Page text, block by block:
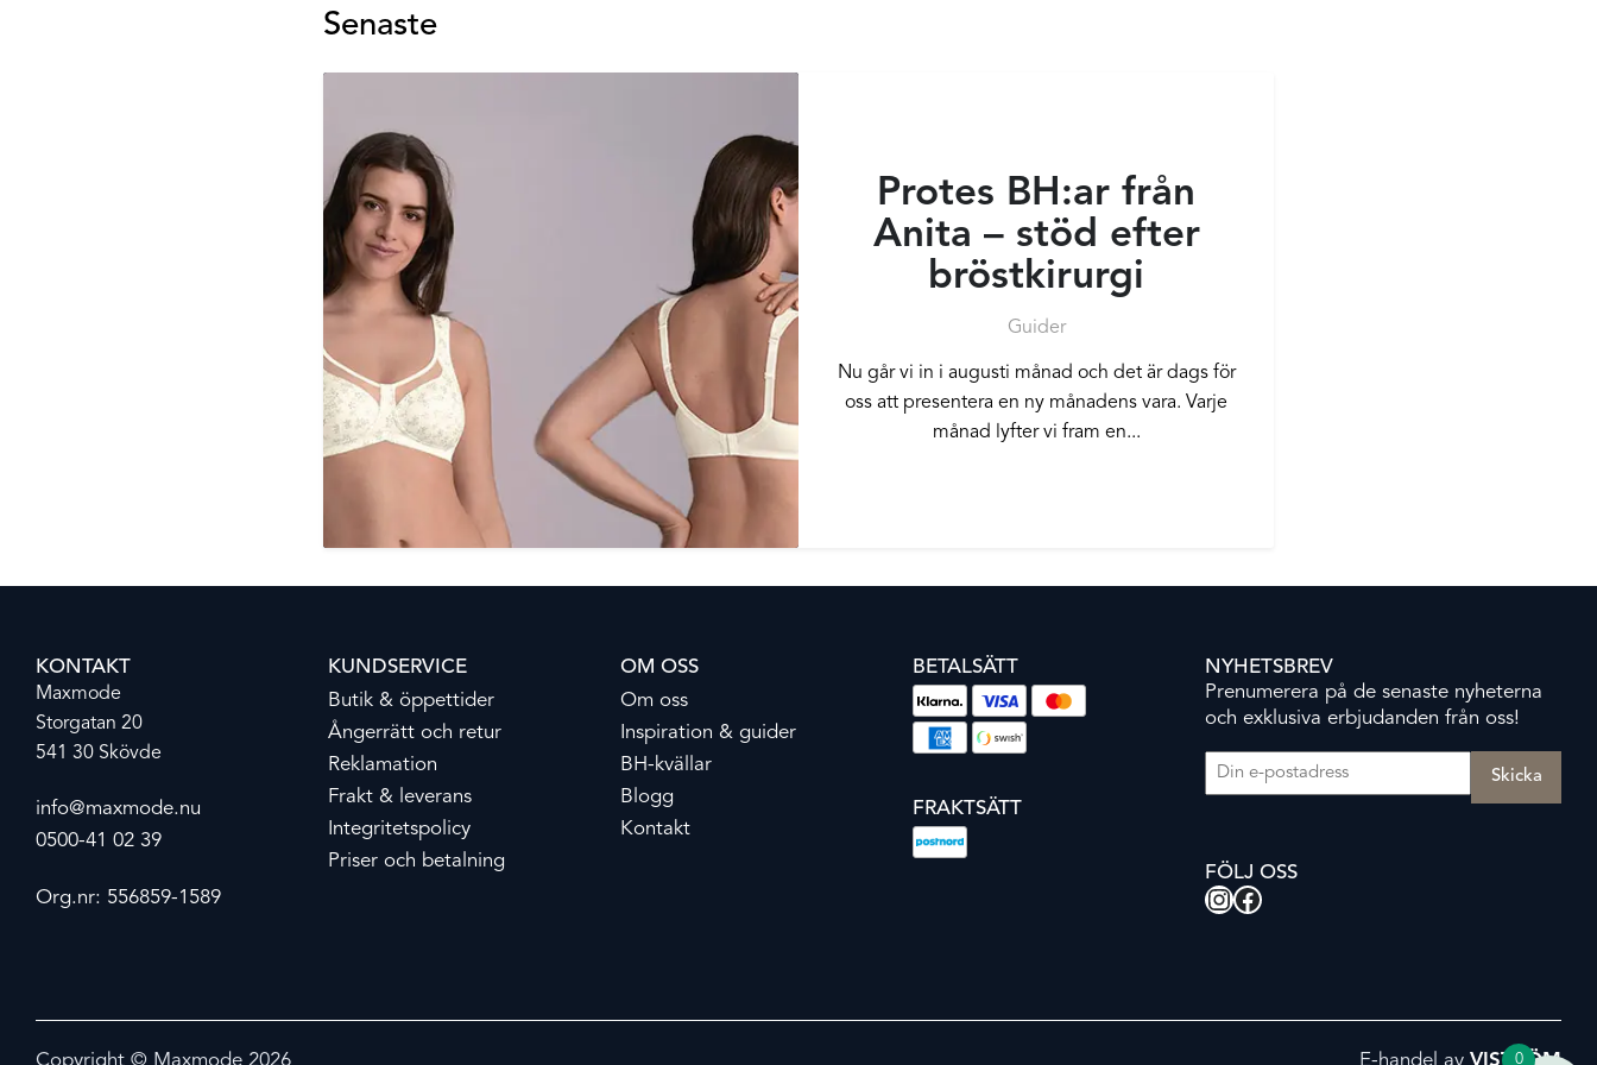
Senaste
Protes BH:ar från
Anita – stöd efter
bröstkirurgi
Guider
Nu går vi in i augusti månad och det är dags för
oss att presentera en ny månadens vara. Varje
månad lyfter vi fram en...
KONTAKT
Maxmode
Storgatan 20
541 30 Skövde
info@maxmode.nu
0500-41 02 39
Org.nr: 556859-1589
KUNDSERVICE
Butik & öppettider
Ångerrätt och retur
Reklamation
Frakt & leverans
Integritetspolicy
Priser och betalning
OM OSS
Om oss
Inspiration & guider
BH-kvällar
Blogg
Kontakt
BETALSÄTT
FRAKTSÄTT
NYHETSBREV
Prenumerera på de senaste nyheterna
och exklusiva erbjudanden från oss!
E-post (Obligatoriskt)
FÖLJ OSS
Instagram
Facebook
Copyright © Maxmode 2026 E-handel av VISTRÖM
0